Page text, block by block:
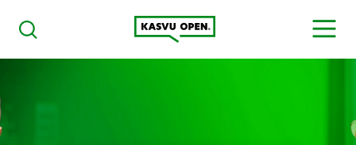
Haku
Kasvu Open
MENU